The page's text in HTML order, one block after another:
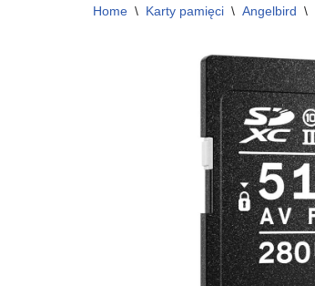
Home \ Karty pamięci \ Angelbird \